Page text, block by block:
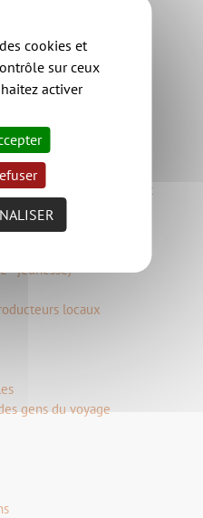
Je démolis un bâtiment
mon dossier
explicatives
l'habitat
du territoire
Local de l'habitat
social
d'urgence
- jeunesse)
locaux
gens du voyage
cookies et
sur ceux
activer